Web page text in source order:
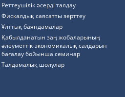
Реттеушілік әсерді талдау
Фискалдық саясатты зерттеу
Ұлттық баяндамалар
Қабылданатын заң жобаларының
әлеуметтік-экономикалық салдарын
бағалау бойынша семинар
Талдамалық шолулар